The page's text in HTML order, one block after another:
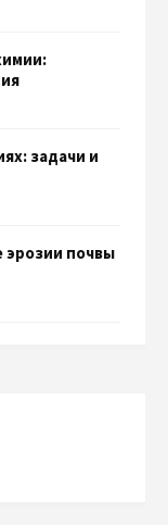
задачи и
эрозии почвы